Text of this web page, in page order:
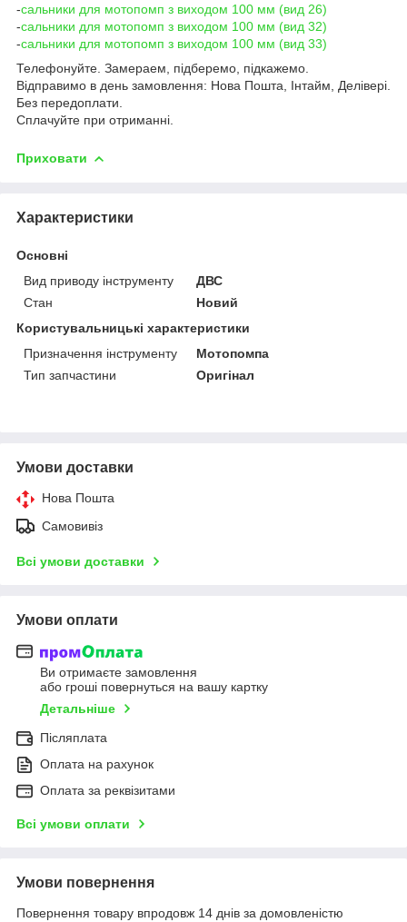
-сальники для мотопомп з виходом 100 мм (вид 26)
-сальники для мотопомп з виходом 100 мм (вид 32)
-сальники для мотопомп з виходом 100 мм (вид 33)
Телефонуйте. Замераем, підберемо, підкажемо.
Відправимо в день замовлення: Нова Пошта, Інтайм, Делівері.
Без передоплати.
Сплачуйте при отриманні.
Приховати
Характеристики
Основні
Вид приводу інструменту
ДВС
Стан
Новий
Користувальницькі характеристики
Призначення інструменту
Мотопомпа
Тип запчастини
Оригінал
Умови доставки
Нова Пошта
Самовивіз
Всі умови доставки
Умови оплати
Ви отримаєте замовлення
або гроші повернуться на вашу картку
Детальніше
Післяплата
Оплата на рахунок
Оплата за реквізитами
Всі умови оплати
Умови повернення
Повернення товару впродовж 14 днів за домовленістю